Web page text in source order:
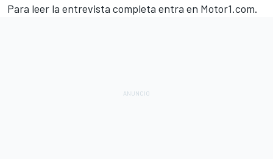
Para leer la entrevista completa entra en Motor1.com.